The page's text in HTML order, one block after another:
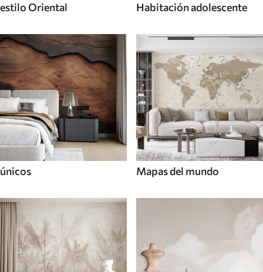
estilo Oriental Habitación adolescente
únicos Mapas del mundo